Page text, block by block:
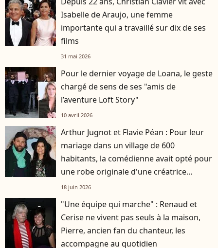
Isabelle de Araujo, une femme
importante qui a travaillé sur dix de ses
films
31 mai 2026
Pour le dernier voyage de Loana, le geste
chargé de sens de ses "amis de
l’aventure Loft Story"
10 avril 2026
Arthur Jugnot et Flavie Péan : Pour leur
mariage dans un village de 600
habitants, la comédienne avait opté pour
une robe originale d'une créatrice
française
18 juin 2026
"Une équipe qui marche" : Renaud et
Cerise ne vivent pas seuls à la maison,
Pierre, ancien fan du chanteur, les
accompagne au quotidien